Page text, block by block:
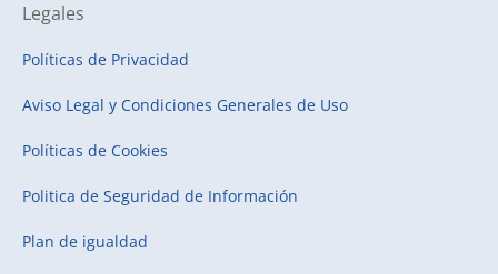
Legales
Políticas de Privacidad
Aviso Legal y Condiciones Generales de Uso
Políticas de Cookies
Politica de Seguridad de Información
Plan de igualdad